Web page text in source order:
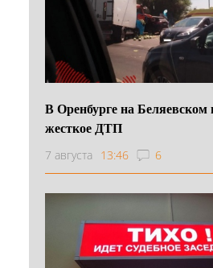
В Оренбурге на
жесткое ДТП
7 августа 13:46 6